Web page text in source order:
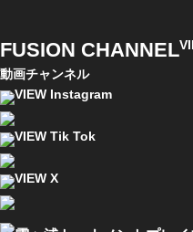
FUSION CHANNEL
動画チャンネル
VIEW Instagram
VIEW Tik Tok
VIEW X